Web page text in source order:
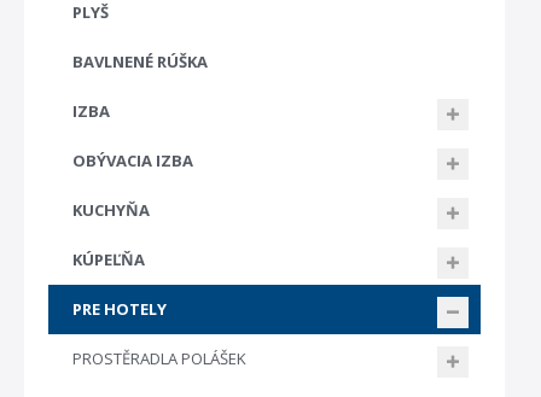
PLYŠ
BAVLNENÉ RÚŠKA
IZBA
OBÝVACIA IZBA
KUCHYŇA
KÚPEĽŇA
PRE HOTELY
PROSTĚRADLA POLÁŠEK